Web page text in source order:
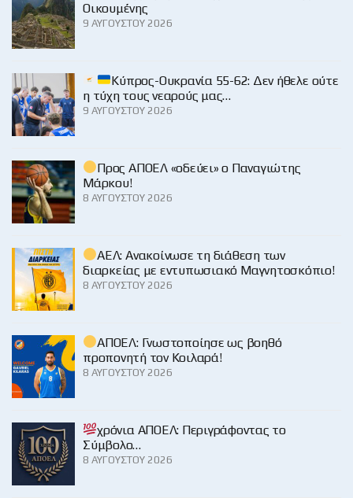
Οικουμένης
9 ΑΥΓΟΎΣΤΟΥ 2026
Κύπρος-Ουκρανία 55-62: Δεν ήθελε ούτε
η τύχη τους νεαρούς μας…
9 ΑΥΓΟΎΣΤΟΥ 2026
Προς ΑΠΟΕΛ «οδεύει» ο Παναγιώτης
Μάρκου!
8 ΑΥΓΟΎΣΤΟΥ 2026
ΑΕΛ: Ανακοίνωσε τη διάθεση των
διαρκείας με εντυπωσιακό Μαγνητοσκόπιο!
8 ΑΥΓΟΎΣΤΟΥ 2026
ΑΠΟΕΛ: Γνωστοποίησε ως βοηθό
προπονητή τον Κοιλαρά!
8 ΑΥΓΟΎΣΤΟΥ 2026
χρόνια ΑΠΟΕΛ: Περιγράφοντας το
Σύμβολο…
8 ΑΥΓΟΎΣΤΟΥ 2026